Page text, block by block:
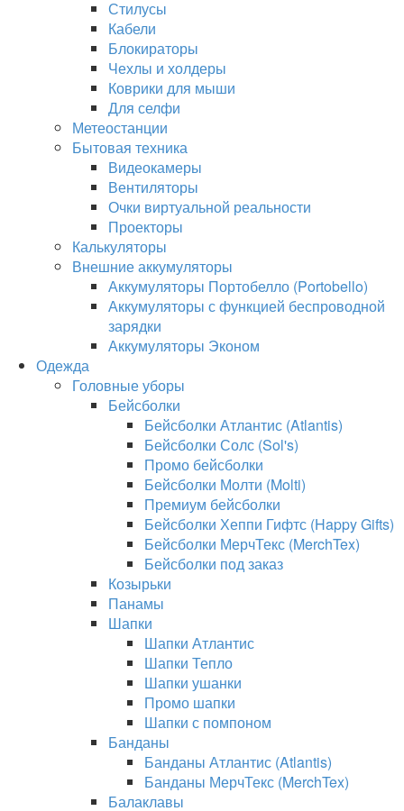
Стилусы
Кабели
Блокираторы
Чехлы и холдеры
Коврики для мыши
Для селфи
Метеостанции
Бытовая техника
Видеокамеры
Вентиляторы
Очки виртуальной реальности
Проекторы
Калькуляторы
Внешние аккумуляторы
Аккумуляторы Портобелло (Portobello)
Аккумуляторы с функцией беспроводной
зарядки
Аккумуляторы Эконом
Одежда
Головные уборы
Бейсболки
Бейсболки Атлантис (Atlantis)
Бейсболки Солс (Sol's)
Промо бейсболки
Бейсболки Молти (Molti)
Премиум бейсболки
Бейсболки Хеппи Гифтс (Happy Gifts)
Бейсболки МерчТекс (MerchTex)
Бейсболки под заказ
Козырьки
Панамы
Шапки
Шапки Атлантис
Шапки Тепло
Шапки ушанки
Промо шапки
Шапки с помпоном
Банданы
Банданы Атлантис (Atlantis)
Банданы МерчТекс (MerchTex)
Балаклавы